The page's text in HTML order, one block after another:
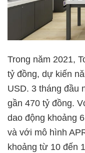
Trong năm 2021,
tỷ đồng, dự kiến
USD. 3 tháng đầu
gần 470 tỷ đồng.
dao động khoảng
và với mô hình
khoảng từ 10 đến